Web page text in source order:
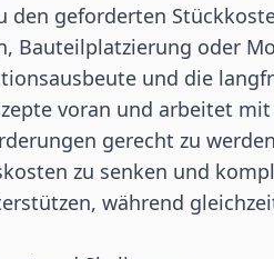
den geforderten
Bauteilplatzierung oder
und die
voran und arbeitet
gerecht zu
zu senken und
während